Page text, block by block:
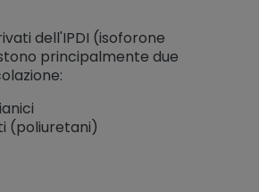
dell'IPDI (isoforone
principalmente due
(poliuretani)